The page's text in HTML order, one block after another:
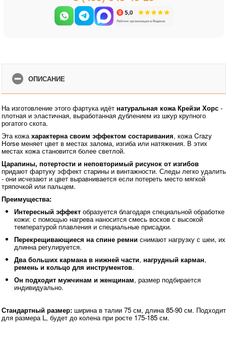
ОПИСАНИЕ
На изготовление этого фартука идёт натуральная кожа Крейзи Хорс -
плотная и эластичная, выработанная дублением из шкур крупного
рогатого скота.
Эта кожахарактерна своим эффектом состаривания, кожа Crazy
Horse меняет цвет в местах залома, изгиба или натяжения. В этих
местах кожа становится более светлой.
Царапины, потертости и неповторимый рисунок от изгибов
придают фартуку эффект старины и винтажности. Следы легко удалить
- они исчезают и цвет выравнивается если потереть место мягкой
тряпочкой или пальцем.
Преимущества:
Интересный эффект образуется благодаря специальной обработке
кожи: с помощью нагрева наносится смесь восков с высокой
температурой плавления и специальные присадки.
Перекрещивающиеся на спине ремни снимают нагрузку с шеи, их
длинна регулируется.
Два больших кармана в нижней части, нагрудный карман,
ремень и кольцо для инструментов.
Он подходит мужчинам и женщинам, размер подбирается
индивидуально.
Стандартный размер: ширина в талии 75 см, длина 85-90 см. Подходит
для размера L, будет до колена при росте 175-185 см.